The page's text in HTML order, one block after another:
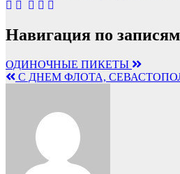
Навигация по записям
ОДИНОЧНЫЕ ПИКЕТЫ
С ДНЕМ ФЛОТА,